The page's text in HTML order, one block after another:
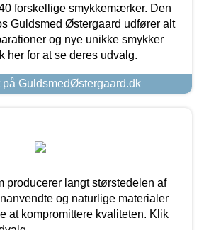
forskellige smykkemærker. Den
Guldsmed Østergaard udfører alt
og nye unikke smykker
her for at se deres udvalg.
på GuldsmedØstergaard.dk
producerer langt størstedelen af
og naturlige materialer
at kompromittere kvaliteten. Klik